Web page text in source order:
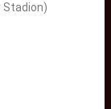
Stadion)